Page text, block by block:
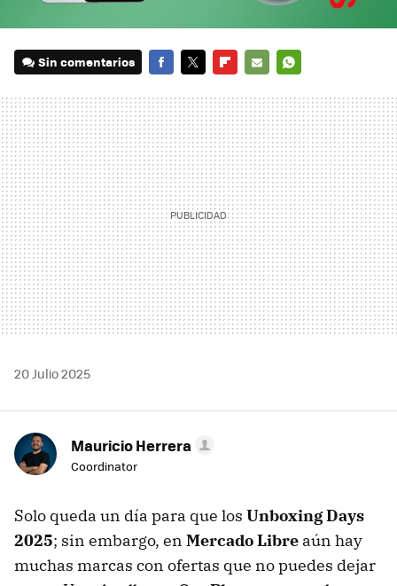
Sin comentarios
MAIL
20 Julio 2025
Mauricio Herrera
Coordinator
Solo queda un día para que los Unboxing Days
2025; sin embargo, en Mercado Libre aún hay
muchas marcas con ofertas que no puedes dejar